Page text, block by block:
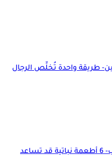
طريقة واحدة تُخلِّص الرجال
كيفية تحسين قوة الانتصاب- 6 أطعمة نباتية قد تساعد